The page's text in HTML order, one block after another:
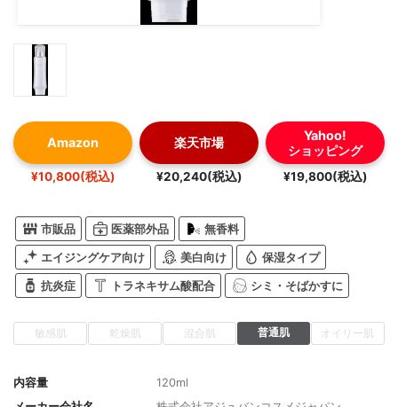
Amazon
¥10,800(税込)
楽天市場
¥20,240(税込)
Yahoo!
ショッピング
¥19,800(税込)
市販品 医薬部外品 無香料
エイジングケア向け 美白向け 保湿タイプ
抗炎症 トラネキサム酸配合 シミ・そばかすに
敏感肌 乾燥肌 混合肌 普通肌 オイリー肌
内容量
120ml